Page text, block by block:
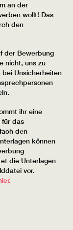
an der
wollt! Das
den
der Bewerbung
nicht, uns zu
Unsicherheiten
ihr eine
für das
den
können
die Unterlagen
vor.